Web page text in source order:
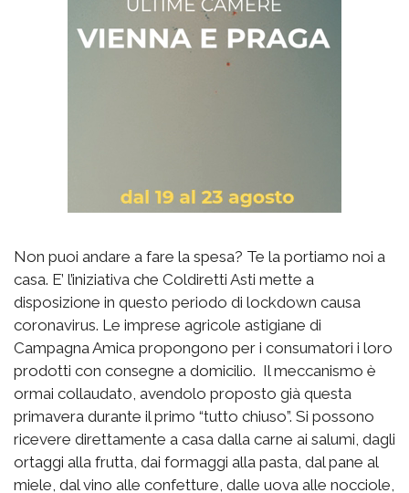
Non puoi andare a fare la spesa? Te la portiamo noi a
casa. E’ l’iniziativa che Coldiretti Asti mette a
disposizione in questo periodo di lockdown causa
coronavirus. Le imprese agricole astigiane di
Campagna Amica propongono per i consumatori i loro
prodotti con consegne a domicilio. Il meccanismo è
ormai collaudato, avendolo proposto già questa
primavera durante il primo “tutto chiuso”. Si possono
ricevere direttamente a casa dalla carne ai salumi, dagli
ortaggi alla frutta, dai formaggi alla pasta, dal pane al
miele, dal vino alle confetture, dalle uova alle nocciole,